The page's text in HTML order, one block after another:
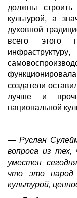
должны
культурой, а
духовной
всего этого
создатели
лучше и
национальной
— Руслан
вопроса из тех,
уместен
что это народ
культурой,